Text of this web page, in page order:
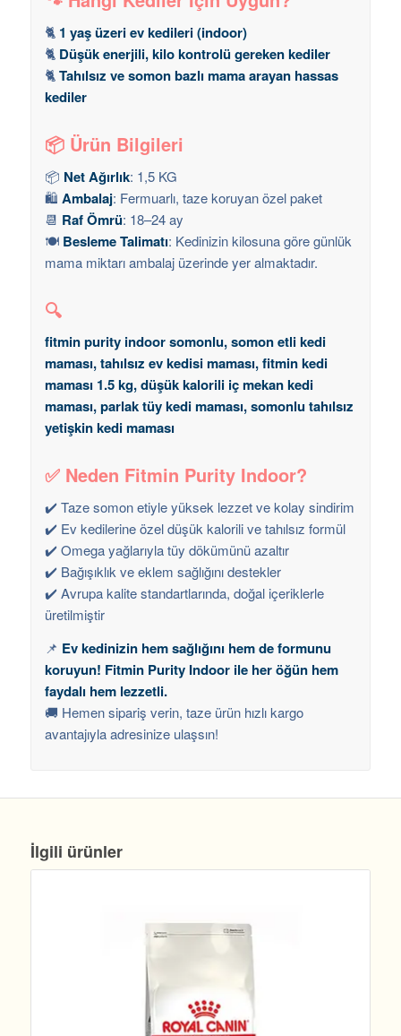
🐈 1 yaş üzeri ev kedileri (indoor)
🐈 Düşük enerjili, kilo kontrolü gereken kediler
🐈Tahılsız ve somon bazlı mama arayan hassas
kediler
📦 Ürün Bilgileri
📦 Net Ağırlık: 1,5 KG
🛍️ Ambalaj: Fermuarlı, taze koruyan özel paket
📆 Raf Ömrü: 18–24 ay
🍽️ Besleme Talimatı: Kedinizin kilosuna göre günlük
mama miktarı ambalaj üzerinde yer almaktadır.
🔍
fitmin purity indoor somonlu, somon etli kedi
maması, tahılsız ev kedisi maması, fitmin kedi
maması 1.5 kg, düşük kalorili iç mekan kedi
maması, parlak tüy kedi maması, somonlu tahılsız
yetişkin kedi maması
✅ Neden Fitmin Purity Indoor?
✔️ Taze somon etiyle yüksek lezzet ve kolay sindirim
✔️ Ev kedilerine özel düşük kalorili ve tahılsız formül
✔️ Omega yağlarıyla tüy dökümünü azaltır
✔️ Bağışıklık ve eklem sağlığını destekler
✔️ Avrupa kalite standartlarında, doğal içeriklerle
üretilmiştir
📌 Ev kedinizin hem sağlığını hem de formunu
koruyun! Fitmin Purity Indoor ile her öğün hem
faydalı hem lezzetli.
🚚 Hemen sipariş verin, taze ürün hızlı kargo
avantajıyla adresinize ulaşsın!
İlgili ürünler